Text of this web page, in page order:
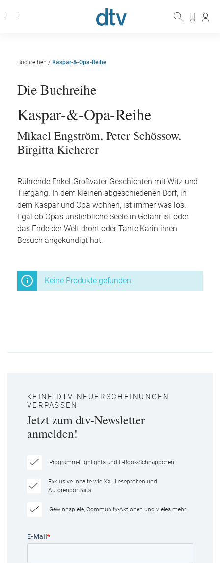
Buchreihen / Kaspar-&-Opa-Reihe
Die Buchreihe
Kaspar-&-Opa-Reihe
Mikael Engström, Peter Schössow,
Birgitta Kicherer
Rührende Enkel-Großvater-Geschichten mit Witz und
Tiefgang. In dem kleinen abgeschiedenen Dorf, in
dem Kaspar und Opa wohnen, ist immer was los.
Egal ob Opas unsterbliche Seele in Gefahr ist oder
das Ende der Welt droht oder Tante Karin ihren
Besuch angekündigt hat.
Keine Produkte gefunden.
KEINE DTV NEUERSCHEINUNGEN
VERPASSEN
Jetzt zum dtv-Newsletter
anmelden!
Programm-Highlights und E-Book-Schnäppchen
Exklusive Inhalte wie XXL-Leseproben und
Autorenportraits
Gewinnspiele, Community-Aktionen und vieles mehr
E-Mail *